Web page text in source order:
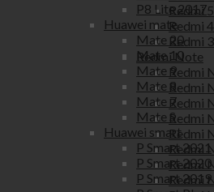
Redmi 5
Redmi
Redmi
Redmi Note
Redmi
Redmi
Redmi
Redmi
Redmi
Redmi
Redmi
Redmi
P8 Lite 2017
Huawei mate
Mate 20
Mate 10
Mate 9
Mate 8
Mate 7
Mate S
Huawei smart
P Smart 2021
P Smart 2020
P Smart 2019